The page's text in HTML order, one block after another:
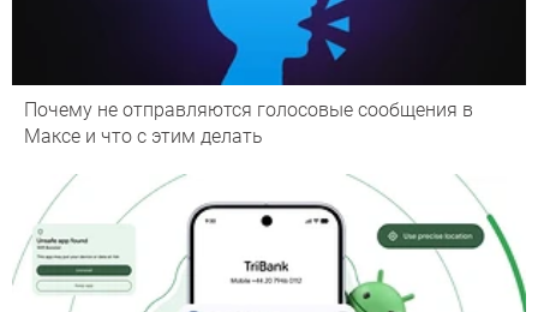
Почему не отправляются голосовые сообщения в
Максе и что с этим делать